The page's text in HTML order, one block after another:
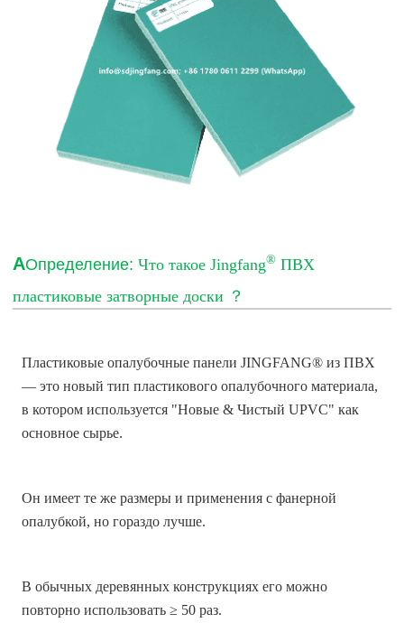
АОпределение:Что такое Jingfang® ПВХ
пластиковые затворные доски ？
Пластиковые опалубочные панели JINGFANG® из ПВХ
— это новый тип пластикового опалубочного материала,
в котором используется "Новые & Чистый UPVC" как
основное сырье.
Он имеет те же размеры и применения с фанерной
опалубкой, но гораздо лучше.
В обычных деревянных конструкциях его можно
повторно использовать ≥ 50 раз.